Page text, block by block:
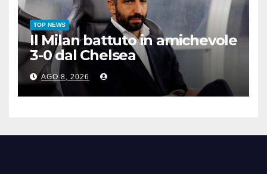
TOP NEWS
Il Milan battuto in amichevole
3-0 dal Chelsea
AGO 8, 2026